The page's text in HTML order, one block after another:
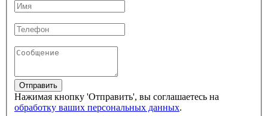
Отправить
Нажимая кнопку 'Отправить', вы соглашаетесь на
обработку ваших персональных данных.